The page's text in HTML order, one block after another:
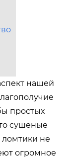
нашей
простых
сушеные
не
огромное